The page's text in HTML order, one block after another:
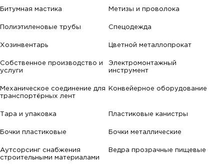
Битумная мастика Метизы и проволока
Полиэтиленовые трубы Спецодежда
Хозинвентарь Цветной металлопрокат
Собственное производство и
услуги
Электромонтажный
инструмент
Механическое соединение для
транспортёрных лент
Конвейерное оборудование
Тара и упаковка Пластиковые канистры
Бочки пластиковые Бочки металлические
Аутсорсинг снабжения
строительными материалами
Ведра прозрачные пищевые